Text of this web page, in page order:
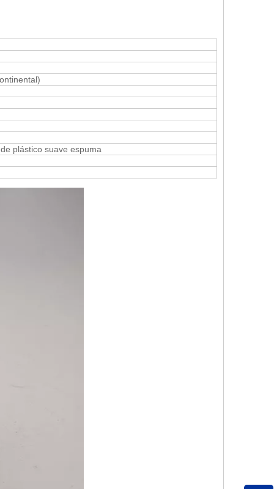
plástico suave espuma